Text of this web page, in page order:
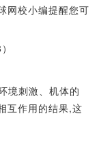
网校小编提醒您可
境刺激、机体的
互作用的结果,这